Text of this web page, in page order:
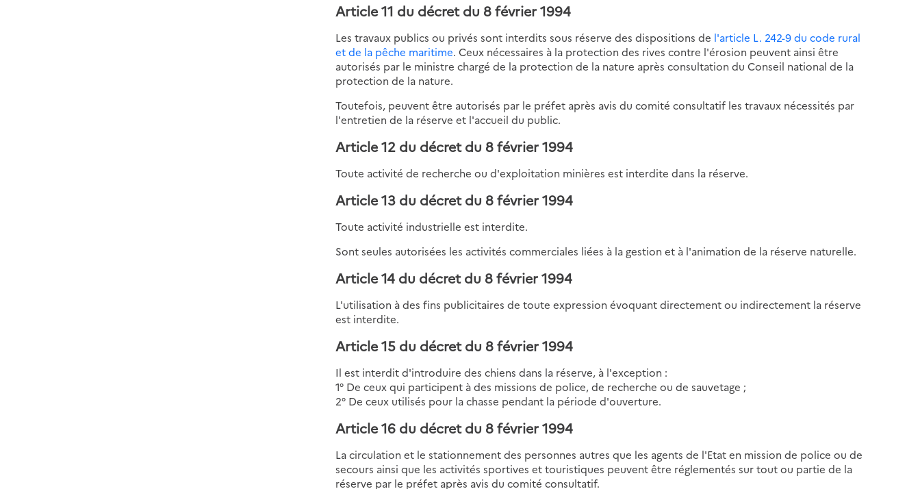
Article 11 du décret du 8 février 1994
Les travaux publics ou privés sont interdits sous réserve des dispositions de l'article L. 242-9 du code rural
et de la pêche maritime. Ceux nécessaires à la protection des rives contre l'érosion peuvent ainsi être
autorisés par le ministre chargé de la protection de la nature après consultation du Conseil national de la
protection de la nature.
Toutefois, peuvent être autorisés par le préfet après avis du comité consultatif les travaux nécessités par
l'entretien de la réserve et l'accueil du public.
Article 12 du décret du 8 février 1994
Toute activité de recherche ou d'exploitation minières est interdite dans la réserve.
Article 13 du décret du 8 février 1994
Toute activité industrielle est interdite.
Sont seules autorisées les activités commerciales liées à la gestion et à l'animation de la réserve naturelle.
Article 14 du décret du 8 février 1994
L'utilisation à des fins publicitaires de toute expression évoquant directement ou indirectement la réserve
est interdite.
Article 15 du décret du 8 février 1994
Il est interdit d'introduire des chiens dans la réserve, à l'exception :
1° De ceux qui participent à des missions de police, de recherche ou de sauvetage ;
2° De ceux utilisés pour la chasse pendant la période d'ouverture.
Article 16 du décret du 8 février 1994
La circulation et le stationnement des personnes autres que les agents de l'Etat en mission de police ou de
secours ainsi que les activités sportives et touristiques peuvent être réglementés sur tout ou partie de la
réserve par le préfet après avis du comité consultatif.